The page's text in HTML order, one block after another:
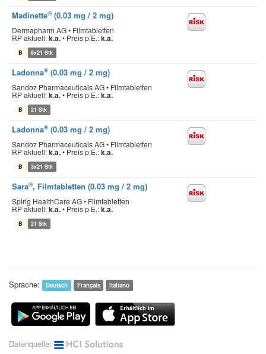
Madinette® (0.03 mg / 2 mg)
Dermapharm AG • Filmtabletten
RP aktuell:k.a.• Preis p.E.:k.a.
B 6x21 Stk
Ladonna® (0.03 mg / 2 mg)
Sandoz Pharmaceuticals AG • Filmtabletten
RP aktuell:k.a.• Preis p.E.:k.a.
B 21 Stk
Ladonna® (0.03 mg / 2 mg)
Sandoz Pharmaceuticals AG • Filmtabletten
RP aktuell:k.a.• Preis p.E.:k.a.
B 3x21 Stk
Sara®, Filmtabletten (0.03 mg / 2 mg)
Spirig HealthCare AG • Filmtabletten
RP aktuell:k.a.• Preis p.E.:k.a.
B 21 Stk
Sprache: Deutsch Français Italiano
Datenquelle: